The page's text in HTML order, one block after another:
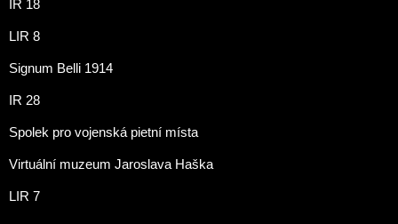
IR 18
LIR 8
Signum Belli 1914
IR 28
Spolek pro vojenská pietní místa
Virtuální muzeum Jaroslava Haška
LIR 7